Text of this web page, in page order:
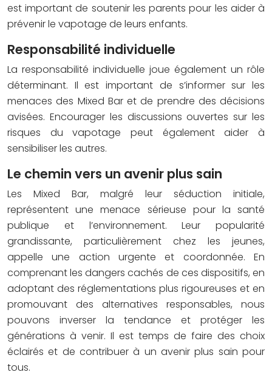
est important de soutenir les parents pour les aider à
prévenir le vapotage de leurs enfants.
Responsabilité individuelle
La responsabilité individuelle joue également un rôle
déterminant. Il est important de s’informer sur les
menaces des Mixed Bar et de prendre des décisions
avisées. Encourager les discussions ouvertes sur les
risques du vapotage peut également aider à
sensibiliser les autres.
Le chemin vers un avenir plus sain
Les Mixed Bar, malgré leur séduction initiale,
représentent une menace sérieuse pour la santé
publique et l’environnement. Leur popularité
grandissante, particulièrement chez les jeunes,
appelle une action urgente et coordonnée. En
comprenant les dangers cachés de ces dispositifs, en
adoptant des réglementations plus rigoureuses et en
promouvant des alternatives responsables, nous
pouvons inverser la tendance et protéger les
générations à venir. Il est temps de faire des choix
éclairés et de contribuer à un avenir plus sain pour
tous.